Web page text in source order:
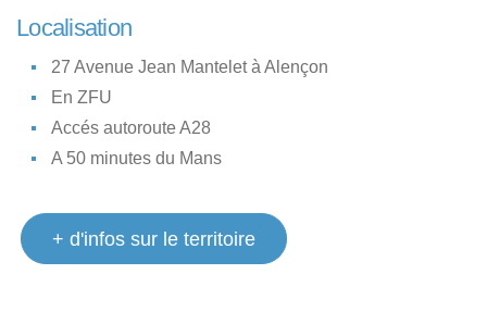
Localisation
27 Avenue Jean Mantelet à Alençon
En ZFU
Accés autoroute A28
A 50 minutes du Mans
+ d'infos sur le territoire